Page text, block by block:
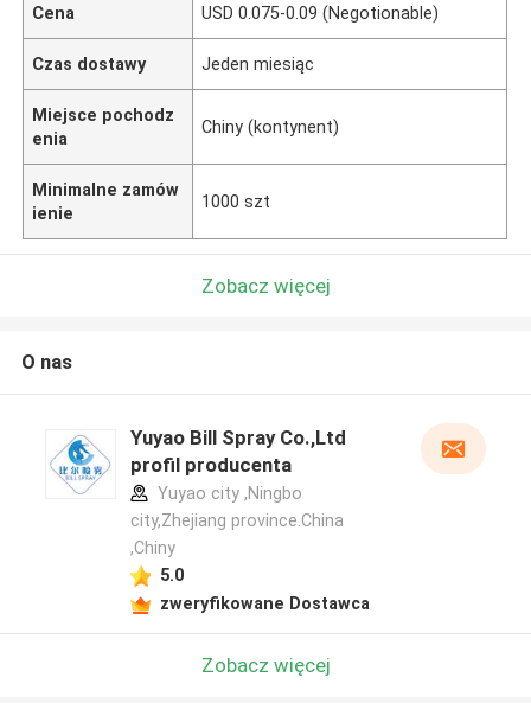
Cena USD 0.075-0.09 (Negotionable)
Czas dostawy Jeden miesiąc
Miejsce pochodz
enia
Chiny (kontynent)
Minimalne zamów
ienie
1000 szt
Zobacz więcej
O nas
Yuyao Bill Spray Co.,Ltd
profil producenta
Yuyao city ,Ningbo
city,Zhejiang province.China
,Chiny
5.0
zweryfikowane Dostawca
Zobacz więcej